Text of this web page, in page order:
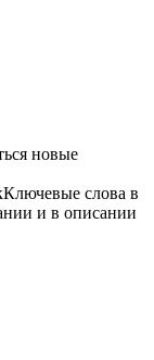
новые
Ключевые слова в
и в описании